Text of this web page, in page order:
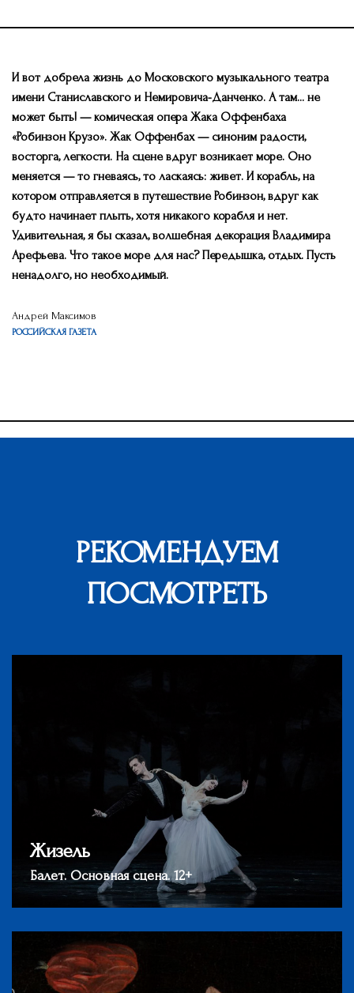
И вот добрела жизнь до Московского музыкального театра
имени Станиславского и Немировича-Данченко. А там… не
может быть! — комическая опера Жака Оффенбаха
«Робинзон Крузо». Жак Оффенбах — синоним радости,
восторга, легкости. На сцене вдруг возникает море. Оно
меняется — то гневаясь, то ласкаясь: живет. И корабль, на
котором отправляется в путешествие Робинзон, вдруг как
будто начинает плыть, хотя никакого корабля и нет.
Удивительная, я бы сказал, волшебная декорация Владимира
Арефьева. Что такое море для нас? Передышка, отдых. Пусть
ненадолго, но необходимый.
Андрей Максимов
РОССИЙСКАЯ ГАЗЕТА
РЕКОМЕНДУЕМ
ПОСМОТРЕТЬ
Жизель
Балет. Основная сцена. 12+